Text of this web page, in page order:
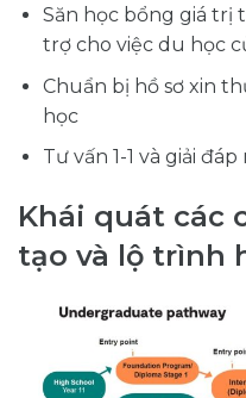
Săn học bổng giá trị
trợ cho việc du học
Chuẩn bị hồ sơ xin
học
Tư vấn 1-1 và giải
Khái quát các
tạo và lộ trình